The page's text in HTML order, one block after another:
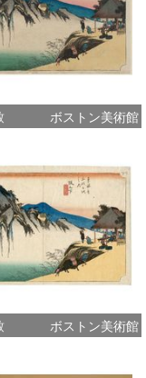
ボストン美術館
ボストン美術館